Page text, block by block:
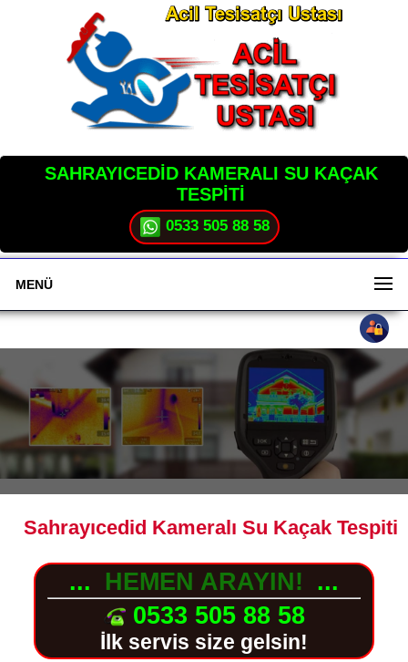
SAHRAYICEDİD KAMERALI SU KAÇAK
TESPİTİ
0533 505 88 58
MENÜ
Sahrayıcedid Kameralı Su Kaçak Tespiti
... HEMEN ARAYIN! ...
0533 505 88 58
İlk servis size gelsin!